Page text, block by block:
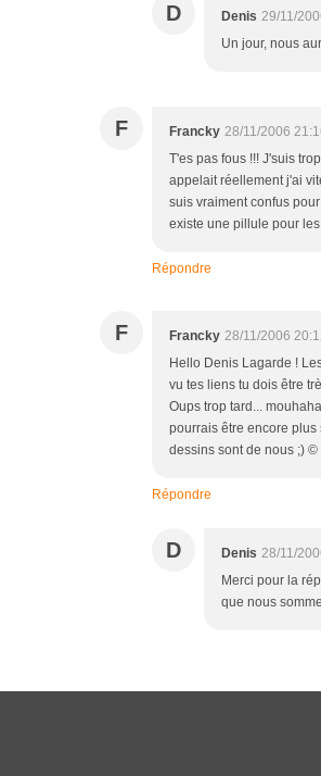
D Denis 29/11/
Un jour, nous
F Francky 28/11/2006
T'es pas fous !!! J'suis
appelait réellement j'ai
suis vraiment confus
existe une pillule pour
Répondre
F Francky 28/11/2006
Hello Denis Lagarde !
vu tes liens tu dois être
Oups trop tard...
pourrais être encore plus
dessins sont de nous ;)
Répondre
D Denis 28/11/
Merci pour la
que nous